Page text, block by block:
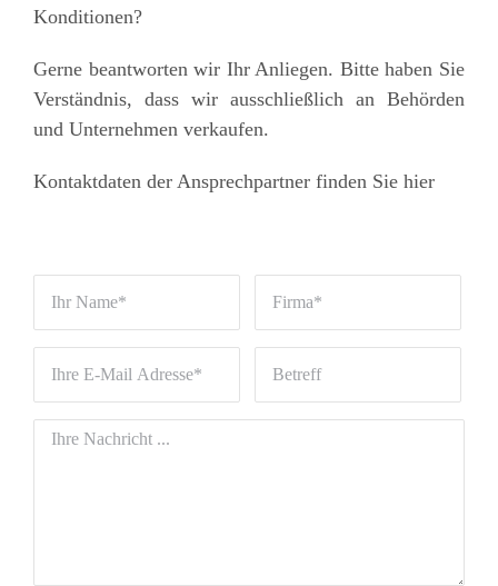
Konditionen?
Gerne beantworten wir Ihr Anliegen. Bitte haben Sie
Verständnis, dass wir ausschließlich an Behörden
und Unternehmen verkaufen.
Kontaktdaten der Ansprechpartner finden Sie hier